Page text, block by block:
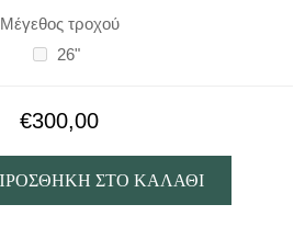
Μέγεθος τροχού
26"
€300,00